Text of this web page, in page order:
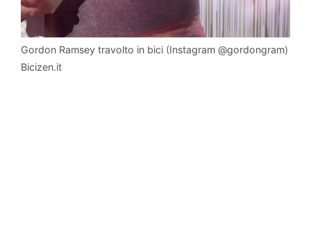
Gordon Ramsey travolto in bici (Instagram @gordongram)
Bicizen.it